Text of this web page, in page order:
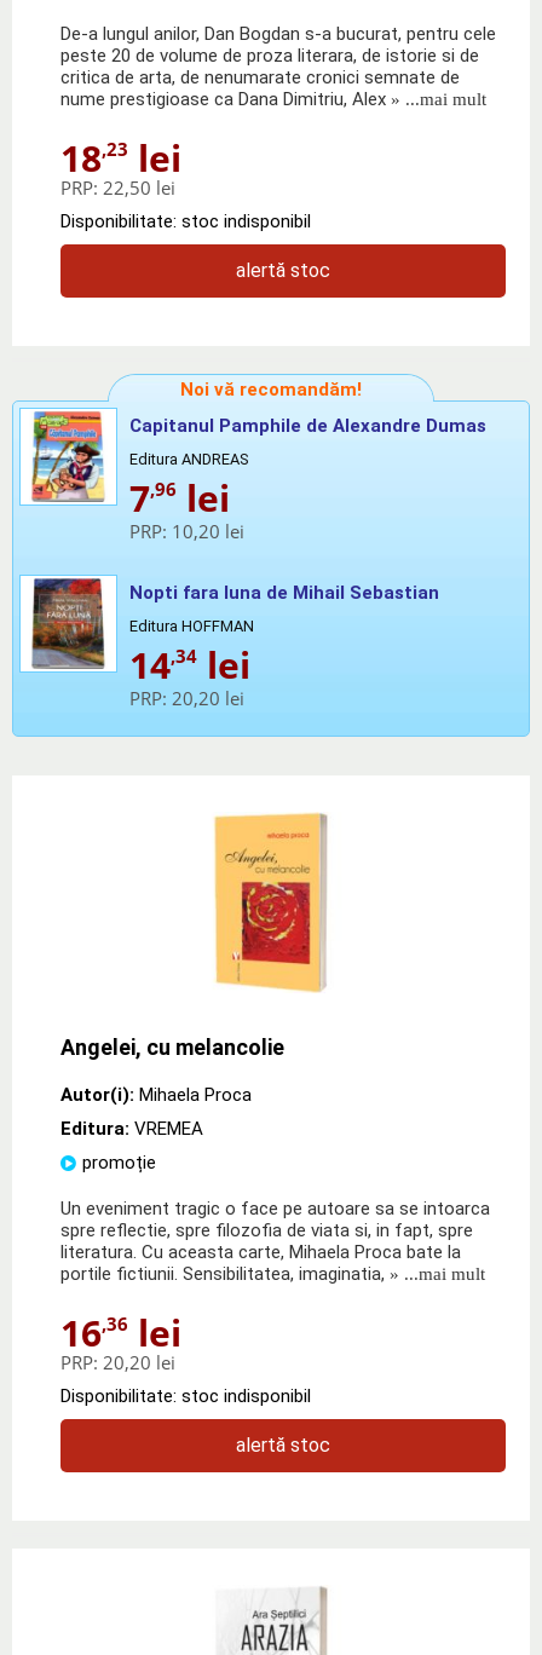
De-a lungul anilor, Dan Bogdan s-a bucurat, pentru cele
peste 20 de volume de proza literara, de istorie si de
critica de arta, de nenumarate cronici semnate de
nume prestigioase ca Dana Dimitriu, Alex » ...mai mult
18,23 lei
PRP: 22,50 lei
Disponibilitate: stoc indisponibil
alertă stoc
Noi vă recomandăm!
Capitanul Pamphile de Alexandre Dumas
Editura ANDREAS
7,96 lei
PRP: 10,20 lei
Nopti fara luna de Mihail Sebastian
Editura HOFFMAN
14,34 lei
PRP: 20,20 lei
Angelei, cu melancolie
Autor(i): Mihaela Proca
Editura: VREMEA
promoție
Un eveniment tragic o face pe autoare sa se intoarca
spre reflectie, spre filozofia de viata si, in fapt, spre
literatura. Cu aceasta carte, Mihaela Proca bate la
portile fictiunii. Sensibilitatea, imaginatia, » ...mai mult
16,36 lei
PRP: 20,20 lei
Disponibilitate: stoc indisponibil
alertă stoc